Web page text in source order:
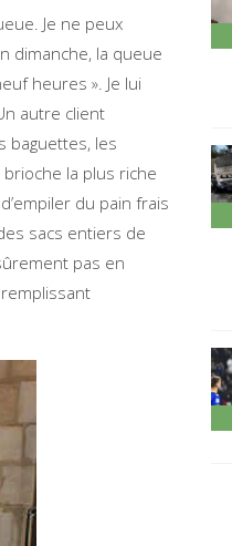
Je ne peux
dimanche, la queue
heures ». Je lui
autre client
baguettes, les
la plus riche
du pain frais
sacs entiers de
pas en